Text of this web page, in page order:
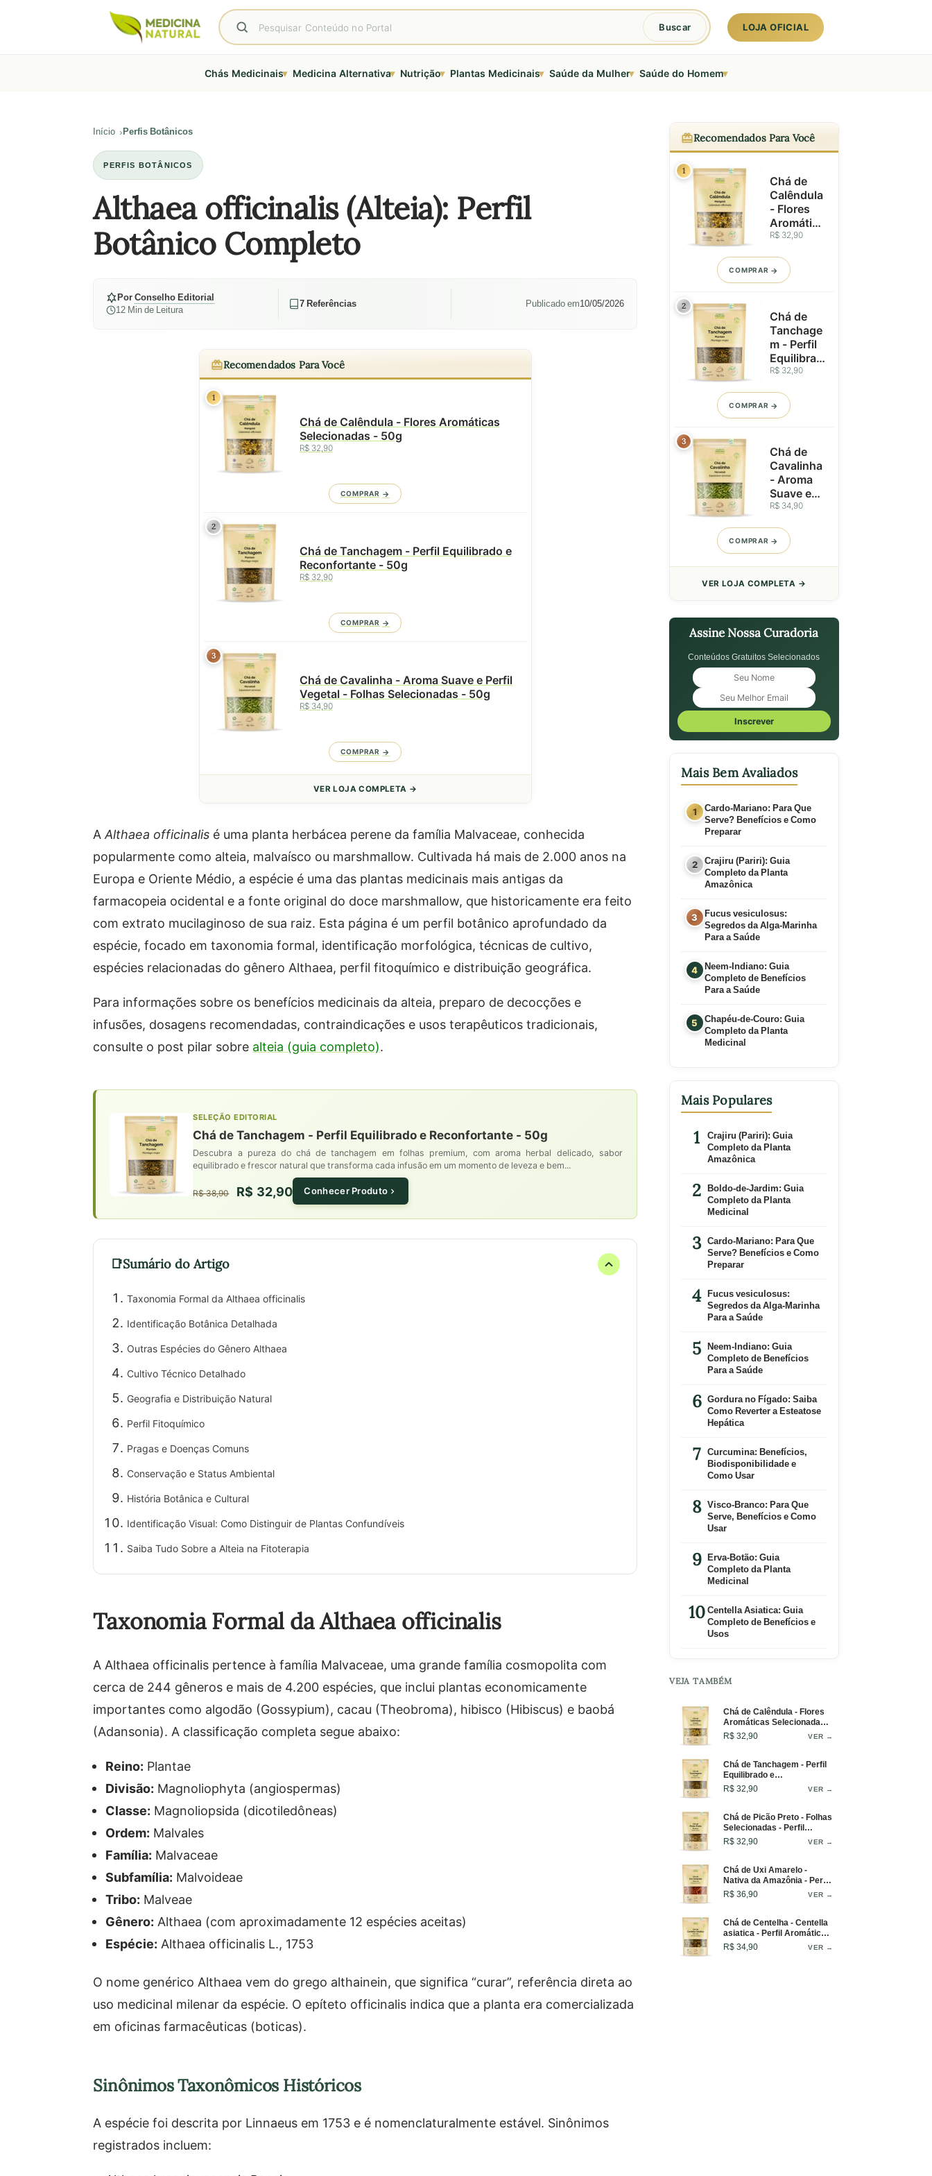
Buscar LOJA OFICIAL
Chás Medicinais▾ Medicina Alternativa▾ Nutrição▾ Plantas Medicinais▾ Saúde da Mulher▾ Saúde do Homem▾
Início Perfis Botânicos
PERFIS BOTÂNICOS
Althaea officinalis (Alteia): Perfil
Botânico Completo
PorConselho Editorial
12 Min de Leitura
7 Referências Publicado em10/05/2026
Recomendados Para Você
1
Chá de Calêndula - Flores Aromáticas
Selecionadas - 50g
R$ 32,90
COMPRAR
2
Chá de Tanchagem - Perfil Equilibrado e
Reconfortante - 50g
R$ 32,90
COMPRAR
3
Chá de Cavalinha - Aroma Suave e Perfil
Vegetal - Folhas Selecionadas - 50g
R$ 34,90
COMPRAR
VER LOJA COMPLETA →
AAlthaea officinalis é uma planta herbácea perene da família Malvaceae, conhecida
popularmente como alteia, malvaísco ou marshmallow. Cultivada há mais de 2.000 anos na
Europa e Oriente Médio, a espécie é uma das plantas medicinais mais antigas da
farmacopeia ocidental e a fonte original do doce marshmallow, que historicamente era feito
com extrato mucilaginoso de sua raiz. Esta página é um perfil botânico aprofundado da
espécie, focado em taxonomia formal, identificação morfológica, técnicas de cultivo,
espécies relacionadas do gênero Althaea, perfil fitoquímico e distribuição geográfica.
Para informações sobre os benefícios medicinais da alteia, preparo de decocções e
infusões, dosagens recomendadas, contraindicações e usos terapêuticos tradicionais,
consulte o post pilar sobre alteia (guia completo).
SELEÇÃO EDITORIAL
Chá de Tanchagem - Perfil Equilibrado e Reconfortante - 50g
Descubra a pureza do chá de tanchagem em folhas premium, com aroma herbal delicado, sabor
equilibrado e frescor natural que transforma cada infusão em um momento de leveza e bem...
R$ 38,90 R$ 32,90 Conhecer Produto
Sumário do Artigo
Taxonomia Formal da Althaea officinalis
Identificação Botânica Detalhada
Outras Espécies do Gênero Althaea
Cultivo Técnico Detalhado
Geografia e Distribuição Natural
Perfil Fitoquímico
Pragas e Doenças Comuns
Conservação e Status Ambiental
História Botânica e Cultural
Identificação Visual: Como Distinguir de Plantas Confundíveis
Saiba Tudo Sobre a Alteia na Fitoterapia
Taxonomia Formal da Althaea officinalis
A Althaea officinalis pertence à família Malvaceae, uma grande família cosmopolita com
cerca de 244 gêneros e mais de 4.200 espécies, que inclui plantas economicamente
importantes como algodão (Gossypium), cacau (Theobroma), hibisco (Hibiscus) e baobá
(Adansonia). A classificação completa segue abaixo:
Reino: Plantae
Divisão: Magnoliophyta (angiospermas)
Classe: Magnoliopsida (dicotiledôneas)
Ordem: Malvales
Família: Malvaceae
Subfamília: Malvoideae
Tribo: Malveae
Gênero: Althaea (com aproximadamente 12 espécies aceitas)
Espécie: Althaea officinalis L., 1753
O nome genérico Althaea vem do grego althainein, que significa “curar”, referência direta ao
uso medicinal milenar da espécie. O epíteto officinalis indica que a planta era comercializada
em oficinas farmacêuticas (boticas).
Sinônimos Taxonômicos Históricos
A espécie foi descrita por Linnaeus em 1753 e é nomenclaturalmente estável. Sinônimos
registrados incluem:
Recomendados Para Você
1
Chá de
Calêndula
- Flores
Aromática
s
das - 50g
R$ 32,90
COMPRAR
2
Chá de
Tanchage
m - Perfil
Equilibrad
o e
ante - 50g
R$ 32,90
COMPRAR
3
Chá de
Cavalinha
- Aroma
Suave e
Perfil
Folhas
Seleciona
das - 50g
R$ 34,90
COMPRAR
VER LOJA COMPLETA →
Assine Nossa Curadoria
Conteúdos Gratuitos Selecionados
Inscrever
Mais Bem Avaliados
Cardo-Mariano: Para Que
Serve? Benefícios e Como
Preparar
Crajiru (Pariri): Guia
Completo da Planta
Amazônica
Fucus vesiculosus:
Segredos da Alga-Marinha
Para a Saúde
Neem-Indiano: Guia
Completo de Benefícios
Para a Saúde
Chapéu-de-Couro: Guia
Completo da Planta
Medicinal
Mais Populares
Crajiru (Pariri): Guia
Completo da Planta
Amazônica
Boldo-de-Jardim: Guia
Completo da Planta
Medicinal
Cardo-Mariano: Para Que
Serve? Benefícios e Como
Preparar
Fucus vesiculosus:
Segredos da Alga-Marinha
Para a Saúde
Neem-Indiano: Guia
Completo de Benefícios
Para a Saúde
Gordura no Fígado: Saiba
Como Reverter a Esteatose
Hepática
Curcumina: Benefícios,
Biodisponibilidade e
Como Usar
Visco-Branco: Para Que
Serve, Benefícios e Como
Usar
Erva-Botão: Guia
Completo da Planta
Medicinal
Centella Asiatica: Guia
Completo de Benefícios e
Usos
VEJA TAMBÉM
Chá de Calêndula - Flores
Aromáticas Selecionadas -
50g
R$ 32,90 VER →
Chá de Tanchagem - Perfil
Equilibrado e
Reconfortante - 50g
R$ 32,90 VER →
Chá de Picão Preto - Folhas
Selecionadas - Perfil
Vegetal - 50g
R$ 32,90 VER →
Chá de Uxi Amarelo -
Nativa da Amazônia - Perfil
Aromático Amadeirado -
50g
R$ 36,90 VER →
Chá de Centelha - Centella
asiatica - Perfil Aromático e
Fresco - 50g
R$ 34,90 VER →